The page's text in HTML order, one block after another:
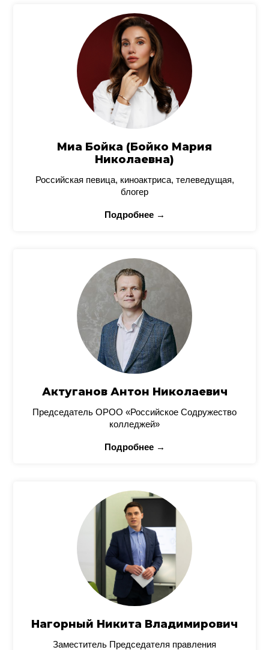
Миа Бойка (Бойко Мария
Николаевна)
Российская певица, киноактриса, телеведущая,
блогер
Подробнее →
Актуганов Антон Николаевич
Председатель ОРОО «Российское Содружество
колледжей»
Подробнее →
Нагорный Никита Владимирович
Заместитель Председателя правления